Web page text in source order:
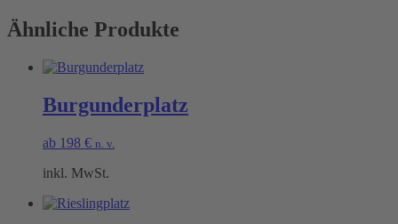
Ähnliche Produkte
Burgunderplatz
ab 198 € n. v.
inkl. MwSt.